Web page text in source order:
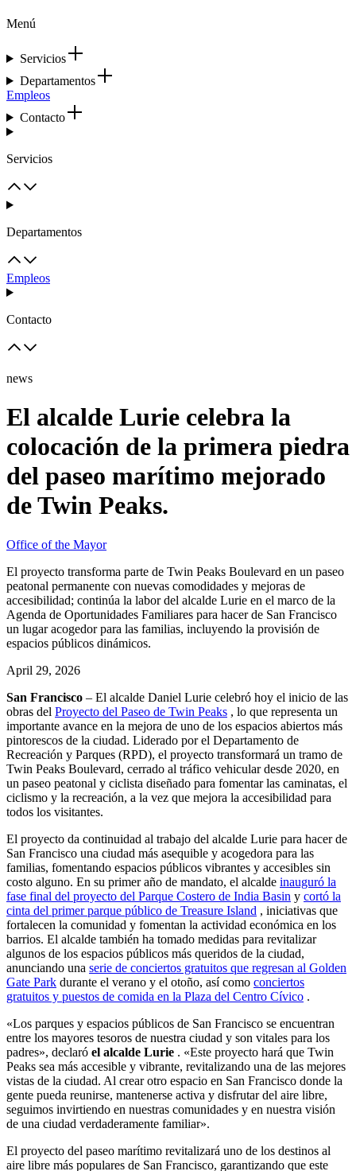
Menú
Servicios
Departamentos
Empleos
Contacto
Servicios
Departamentos
Empleos
Contacto
news
El alcalde Lurie celebra la
colocación de la primera piedra
del paseo marítimo mejorado
de Twin Peaks.
Office of the Mayor
El proyecto transforma parte de Twin Peaks Boulevard en un paseo
peatonal permanente con nuevas comodidades y mejoras de
accesibilidad; continúa la labor del alcalde Lurie en el marco de la
Agenda de Oportunidades Familiares para hacer de San Francisco
un lugar acogedor para las familias, incluyendo la provisión de
espacios públicos dinámicos.
April 29, 2026
San Francisco – El alcalde Daniel Lurie celebró hoy el inicio de las
obras del Proyecto del Paseo de Twin Peaks , lo que representa un
importante avance en la mejora de uno de los espacios abiertos más
pintorescos de la ciudad. Liderado por el Departamento de
Recreación y Parques (RPD), el proyecto transformará un tramo de
Twin Peaks Boulevard, cerrado al tráfico vehicular desde 2020, en
un paseo peatonal y ciclista diseñado para fomentar las caminatas, el
ciclismo y la recreación, a la vez que mejora la accesibilidad para
todos los visitantes.
El proyecto da continuidad al trabajo del alcalde Lurie para hacer de
San Francisco una ciudad más asequible y acogedora para las
familias, fomentando espacios públicos vibrantes y accesibles sin
costo alguno. En su primer año de mandato, el alcalde inauguró la
fase final del proyecto del Parque Costero de India Basin y cortó la
cinta del primer parque público de Treasure Island , iniciativas que
fortalecen la comunidad y fomentan la actividad económica en los
barrios. El alcalde también ha tomado medidas para revitalizar
algunos de los espacios públicos más queridos de la ciudad,
anunciando una serie de conciertos gratuitos que regresan al Golden
Gate Park durante el verano y el otoño, así como conciertos
gratuitos y puestos de comida en la Plaza del Centro Cívico .
«Los parques y espacios públicos de San Francisco se encuentran
entre los mayores tesoros de nuestra ciudad y son vitales para los
padres», declaró el alcalde Lurie . «Este proyecto hará que Twin
Peaks sea más accesible y vibrante, revitalizando una de las mejores
vistas de la ciudad. Al crear otro espacio en San Francisco donde la
gente pueda reunirse, mantenerse activa y disfrutar del aire libre,
seguimos invirtiendo en nuestras comunidades y en nuestra visión
de una ciudad verdaderamente familiar».
El proyecto del paseo marítimo revitalizará uno de los destinos al
aire libre más populares de San Francisco, garantizando que este